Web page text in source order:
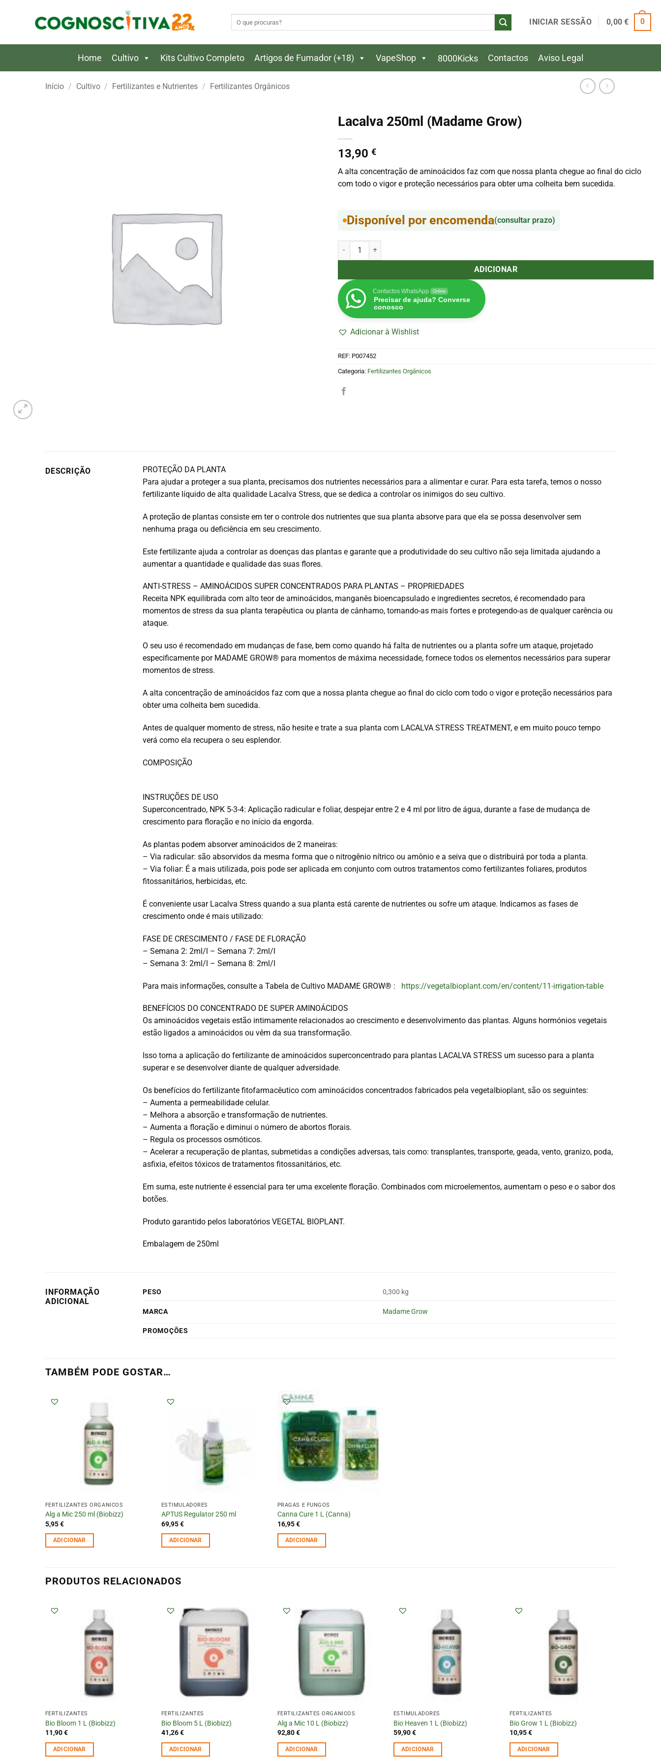
INICIAR SESSÃO 0,00€ 0
Home Cultivo Kits Cultivo Completo Artigos de Fumador (+18) VapeShop 8000Kicks Contactos Aviso Legal
Início / Cultivo / Fertilizantes e Nutrientes / Fertilizantes Orgânicos
Lacalva 250ml (Madame Grow)
13,90 €
A alta concentração de aminoácidos faz com que nossa planta chegue ao final do ciclo
com todo o vigor e proteção necessários para obter uma colheita bem sucedida.
Disponível por encomenda(consultar prazo)
Quantidade de Lacalva 250ml (Madame Grow)
ADICIONAR
Contactos WhatsApp Online
Precisar de ajuda? Converse
conosco
Adicionar à Wishlist
REF: P007452
Categoria: Fertilizantes Orgânicos
DESCRIÇÃO
PROTEÇÃO DA PLANTA
Para ajudar a proteger a sua planta, precisamos dos nutrientes necessários para a alimentar e curar. Para esta tarefa, temos o nosso
fertilizante líquido de alta qualidade Lacalva Stress, que se dedica a controlar os inimigos do seu cultivo.
A proteção de plantas consiste em ter o controle dos nutrientes que sua planta absorve para que ela se possa desenvolver sem
nenhuma praga ou deficiência em seu crescimento.
Este fertilizante ajuda a controlar as doenças das plantas e garante que a produtividade do seu cultivo não seja limitada ajudando a
aumentar a quantidade e qualidade das suas flores.
ANTI-STRESS – AMINOÁCIDOS SUPER CONCENTRADOS PARA PLANTAS – PROPRIEDADES
Receita NPK equilibrada com alto teor de aminoácidos, manganês bioencapsulado e ingredientes secretos, é recomendado para
momentos de stress da sua planta terapêutica ou planta de cânhamo, tornando-as mais fortes e protegendo-as de qualquer carência ou
ataque.
O seu uso é recomendado em mudanças de fase, bem como quando há falta de nutrientes ou a planta sofre um ataque, projetado
especificamente por MADAME GROW® para momentos de máxima necessidade, fornece todos os elementos necessários para superar
momentos de stress.
A alta concentração de aminoácidos faz com que a nossa planta chegue ao final do ciclo com todo o vigor e proteção necessários para
obter uma colheita bem sucedida.
Antes de qualquer momento de stress, não hesite e trate a sua planta com LACALVA STRESS TREATMENT, e em muito pouco tempo
verá como ela recupera o seu esplendor.
COMPOSIÇÃO
INSTRUÇÕES DE USO
Superconcentrado, NPK 5-3-4: Aplicação radicular e foliar, despejar entre 2 e 4 ml por litro de água, durante a fase de mudança de
crescimento para floração e no início da engorda.
As plantas podem absorver aminoácidos de 2 maneiras:
– Via radicular: são absorvidos da mesma forma que o nitrogênio nítrico ou amônio e a seiva que o distribuirá por toda a planta.
– Via foliar: É a mais utilizada, pois pode ser aplicada em conjunto com outros tratamentos como fertilizantes foliares, produtos
fitossanitários, herbicidas, etc.
É conveniente usar Lacalva Stress quando a sua planta está carente de nutrientes ou sofre um ataque. Indicamos as fases de
crescimento onde é mais utilizado:
FASE DE CRESCIMENTO / FASE DE FLORAÇÃO
– Semana 2: 2ml/l – Semana 7: 2ml/l
– Semana 3: 2ml/l – Semana 8: 2ml/l
Para mais informações, consulte a Tabela de Cultivo MADAME GROW® : https://vegetalbioplant.com/en/content/11-irrigation-table
BENEFÍCIOS DO CONCENTRADO DE SUPER AMINOÁCIDOS
Os aminoácidos vegetais estão intimamente relacionados ao crescimento e desenvolvimento das plantas. Alguns hormónios vegetais
estão ligados a aminoácidos ou vêm da sua transformação.
Isso torna a aplicação do fertilizante de aminoácidos superconcentrado para plantas LACALVA STRESS um sucesso para a planta
superar e se desenvolver diante de qualquer adversidade.
Os benefícios do fertilizante fitofarmacêutico com aminoácidos concentrados fabricados pela vegetalbioplant, são os seguintes:
– Aumenta a permeabilidade celular.
– Melhora a absorção e transformação de nutrientes.
– Aumenta a floração e diminui o número de abortos florais.
– Regula os processos osmóticos.
– Acelerar a recuperação de plantas, submetidas a condições adversas, tais como: transplantes, transporte, geada, vento, granizo, poda,
asfixia, efeitos tóxicos de tratamentos fitossanitários, etc.
Em suma, este nutriente é essencial para ter uma excelente floração. Combinados com microelementos, aumentam o peso e o sabor dos
botões.
Produto garantido pelos laboratórios VEGETAL BIOPLANT.
Embalagem de 250ml
INFORMAÇÃO
ADICIONAL
PESO 0,300 kg
MARCA Madame Grow
PROMOÇÕES
TAMBÉM PODE GOSTAR…
FERTILIZANTES ORGÂNICOS
Alg a Mic 250 ml (Biobizz)
5,95€
ADICIONAR
ESTIMULADORES
APTUS Regulator 250 ml
69,95€
ADICIONAR
PRAGAS E FUNGOS
Canna Cure 1 L (Canna)
16,95€
ADICIONAR
PRODUTOS RELACIONADOS
FERTILIZANTES
Bio Bloom 1 L (Biobizz)
11,90€
ADICIONAR
FERTILIZANTES
Bio Bloom 5 L (Biobizz)
41,26€
ADICIONAR
FERTILIZANTES ORGÂNICOS
Alg a Mic 10 L (Biobizz)
92,80€
ADICIONAR
ESTIMULADORES
Bio Heaven 1 L (Biobizz)
59,90€
ADICIONAR
FERTILIZANTES
Bio Grow 1 L (Biobizz)
10,95€
ADICIONAR